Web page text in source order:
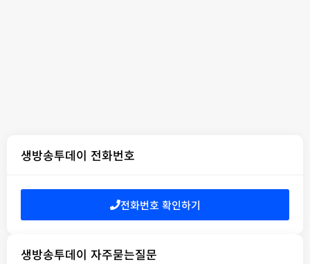
생방송투데이 전화번호
전화번호 확인하기
생방송투데이 자주묻는질문